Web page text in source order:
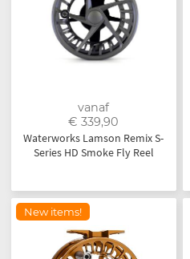
vanaf
€ 339,90
Waterworks Lamson Remix S-
Series HD Smoke Fly Reel
New items!